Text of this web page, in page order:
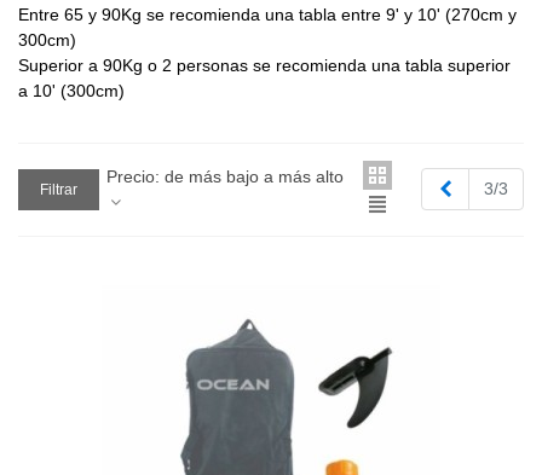
Entre 65 y 90Kg se recomienda una tabla entre 9' y 10' (270cm y
300cm)
Superior a 90Kg o 2 personas se recomienda una tabla superior
a 10' (300cm)
Filtrar
Precio: de más bajo a más alto
Anterior
3/3